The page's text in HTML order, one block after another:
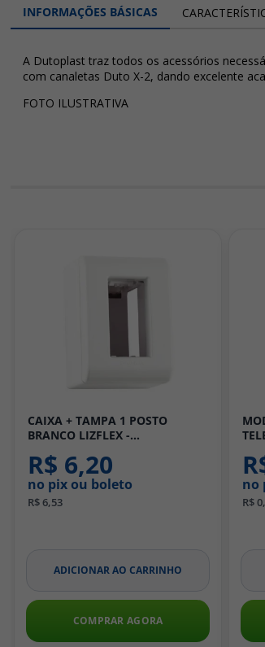
INFORMAÇÕES BÁSICAS
A Dutoplast traz todos os acessórios
com canaletas Duto X-2, dando excelente
FOTO ILUSTRATIVA
CAIXA + TAMPA 1 POSTO
BRANCO LIZFLEX -
R$ 6,20
no pix ou boleto
R$ 6,53
ADICIONAR AO CARRINHO
COMPRAR AGORA
no
R$